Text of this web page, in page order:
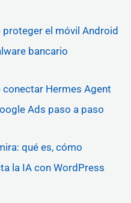
proteger el móvil Android
bancario
conectar Hermes Agent
Ads paso a paso
qué es, cómo
la IA con WordPress